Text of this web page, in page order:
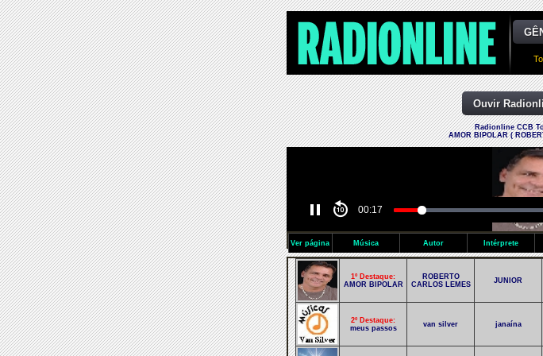
Ouvir
Radionline CCB
AMOR BIPOLAR (
00:17
Ver página Música Autor Intérprete
1º Destaque:
AMOR BIPOLAR
ROBERTO
CARLOS LEMES
JUNIOR
2º Destaque:
meus passos
van silver janaína